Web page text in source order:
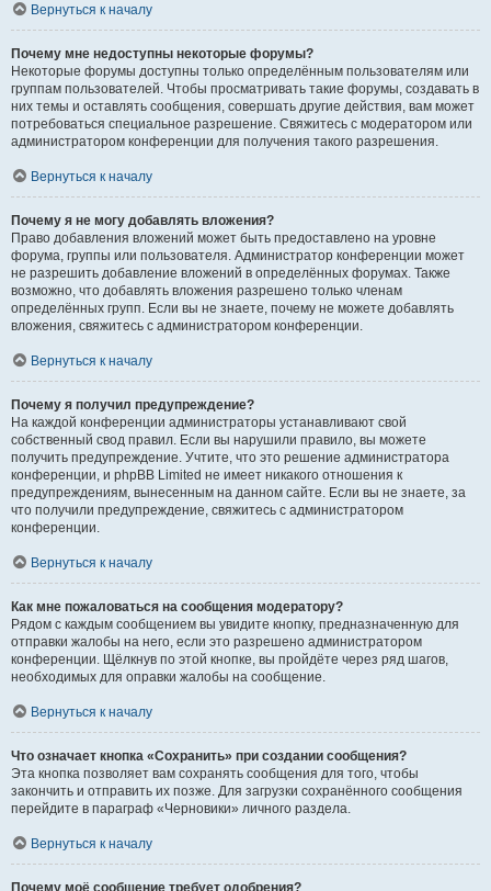
Вернуться к началу
Почему мне недоступны некоторые форумы?
Некоторые форумы доступны только определённым пользователям или
группам пользователей. Чтобы просматривать такие форумы, создавать в
них темы и оставлять сообщения, совершать другие действия, вам может
потребоваться специальное разрешение. Свяжитесь с модератором или
администратором конференции для получения такого разрешения.
Вернуться к началу
Почему я не могу добавлять вложения?
Право добавления вложений может быть предоставлено на уровне
форума, группы или пользователя. Администратор конференции может
не разрешить добавление вложений в определённых форумах. Также
возможно, что добавлять вложения разрешено только членам
определённых групп. Если вы не знаете, почему не можете добавлять
вложения, свяжитесь с администратором конференции.
Вернуться к началу
Почему я получил предупреждение?
На каждой конференции администраторы устанавливают свой
собственный свод правил. Если вы нарушили правило, вы можете
получить предупреждение. Учтите, что это решение администратора
конференции, и phpBB Limited не имеет никакого отношения к
предупреждениям, вынесенным на данном сайте. Если вы не знаете, за
что получили предупреждение, свяжитесь с администратором
конференции.
Вернуться к началу
Как мне пожаловаться на сообщения модератору?
Рядом с каждым сообщением вы увидите кнопку, предназначенную для
отправки жалобы на него, если это разрешено администратором
конференции. Щёлкнув по этой кнопке, вы пройдёте через ряд шагов,
необходимых для оправки жалобы на сообщение.
Вернуться к началу
Что означает кнопка «Сохранить» при создании сообщения?
Эта кнопка позволяет вам сохранять сообщения для того, чтобы
закончить и отправить их позже. Для загрузки сохранённого сообщения
перейдите в параграф «Черновики» личного раздела.
Вернуться к началу
Почему моё сообщение требует одобрения?